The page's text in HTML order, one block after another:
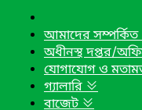
আমাদের সম্পর্কিত
অধীনস্থ দপ্তর/
যোগাযোগ ও
গ্যালারি
বাজেট